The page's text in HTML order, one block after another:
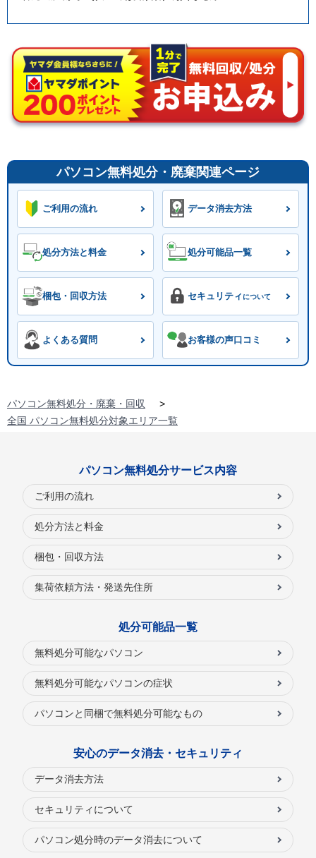
パソコン無料処分・廃棄関連ページ
ご利用の流れ データ消去方法
処分方法と料金 処分可能品一覧
梱包・回収方法 セキュリティ について
よくある質問 お客様の声口コミ
パソコン無料処分・廃棄・回収
>
全国 パソコン無料処分対象エリア一覧
パソコン無料処分サービス内容
ご利用の流れ
処分方法と料金
梱包・回収方法
集荷依頼方法・発送先住所
処分可能品一覧
無料処分可能なパソコン
無料処分可能なパソコンの症状
パソコンと同梱で無料処分可能なもの
安心のデータ消去・セキュリティ
データ消去方法
セキュリティについて
パソコン処分時のデータ消去について